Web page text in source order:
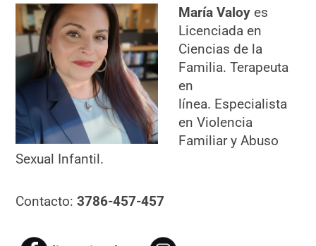
María Valoyes
Licenciada en
Ciencias de la
Familia. Terapeuta
en
línea. Especialista
en Violencia
Familiar y Abuso
Sexual Infantil.
Contacto:3786-457-457